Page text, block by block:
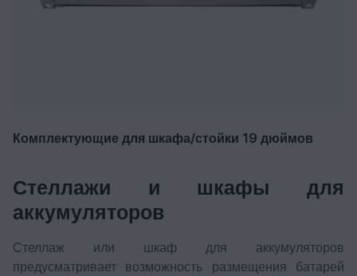
Комплектующие для шкафа/стойки 19 дюймов
Стеллажи и шкафы для
аккумуляторов
Стеллаж или шкаф для аккумуляторов
предусматривает возможность размещения батарей